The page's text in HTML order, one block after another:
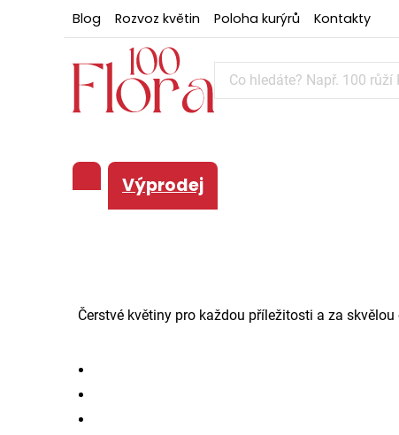
Blog Rozvoz květin Poloha kurýrů Kontakty
Výprodej
Čerstvé květiny pro každou příležitosti a za